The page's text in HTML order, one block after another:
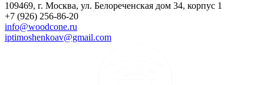
109469, г. Москва, ул. Белореченская дом 34, корпус 1
+7 (926) 256-86-20
info@woodcone.ru
iptimoshenkoav@gmail.com